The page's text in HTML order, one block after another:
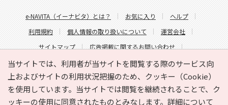
当サイトでは、利用者が当サイトを閲覧する際のサービス向
上およびサイトの利用状況把握のため、クッキー（Cookie）
を使用しています。当サイトでは閲覧を継続されることで、ク
ッキーの使用に同意されたものとみなします。詳細について
e-NAVITA（イーナビタ）とは？ お気に入り
ヘルプ
利用規約
個人情報の取り扱いについて
運営会社
サイトマップ
広告掲載に関するお問い合わせ
サイトの内容に関するお問い合わせ